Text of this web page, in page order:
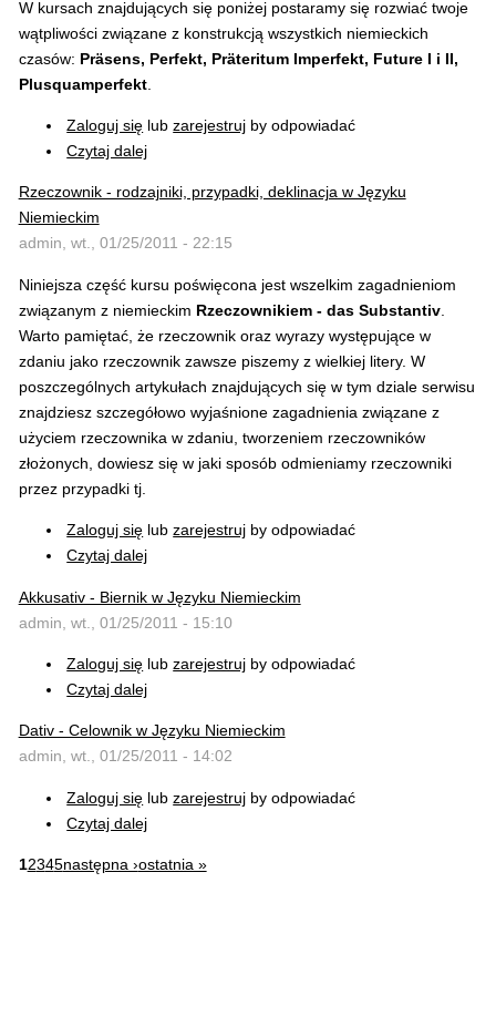
W kursach znajdujących się poniżej postaramy się rozwiać twoje
wątpliwości związane z konstrukcją wszystkich niemieckich
czasów: Präsens, Perfekt, Präteritum Imperfekt, Future I i II,
Plusquamperfekt.
Zaloguj się lubzarejestruj by odpowiadać
Czytaj dalej
Rzeczownik - rodzajniki, przypadki, deklinacja w Języku
Niemieckim
admin, wt., 01/25/2011 - 22:15
Niniejsza część kursu poświęcona jest wszelkim zagadnieniom
związanym z niemieckim Rzeczownikiem - das Substantiv.
Warto pamiętać, że rzeczownik oraz wyrazy występujące w
zdaniu jako rzeczownik zawsze piszemy z wielkiej litery. W
poszczególnych artykułach znajdujących się w tym dziale serwisu
znajdziesz szczegółowo wyjaśnione zagadnienia związane z
użyciem rzeczownika w zdaniu, tworzeniem rzeczowników
złożonych, dowiesz się w jaki sposób odmieniamy rzeczowniki
przez przypadki tj.
Zaloguj się lubzarejestruj by odpowiadać
Czytaj dalej
Akkusativ - Biernik w Języku Niemieckim
admin, wt., 01/25/2011 - 15:10
Zaloguj się lubzarejestruj by odpowiadać
Czytaj dalej
Dativ - Celownik w Języku Niemieckim
admin, wt., 01/25/2011 - 14:02
Zaloguj się lubzarejestruj by odpowiadać
Czytaj dalej
12345następna ›ostatnia »